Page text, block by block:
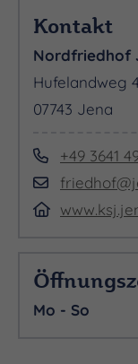
Alltags
oder einfach
genießen.
Kontakt
Nordfriedhof
Hufelandweg 4
07743 Jena
+49 3641
Mo - So